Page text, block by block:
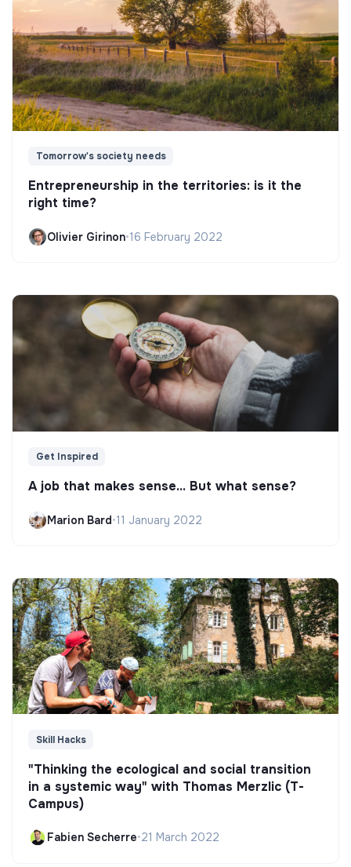
Tomorrow's society needs
Entrepreneurship in the territories: is it the
right time?
Olivier Girinon•16 February 2022
Get Inspired
A job that makes sense... But what sense?
Marion Bard•11 January 2022
Skill Hacks
"Thinking the ecological and social transition
in a systemic way" with Thomas Merzlic (T-
Campus)
Fabien Secherre•21 March 2022